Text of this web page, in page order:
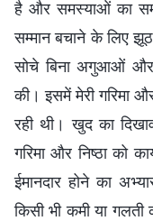
है और समस्याओं का
सम्मान बचाने के लिए
सोचे बिना अगुआओं और
की। इसमें मेरी गरिमा
रही थी। खुद का
गरिमा और निष्ठा को
ईमानदार होने का
किसी भी कमी या